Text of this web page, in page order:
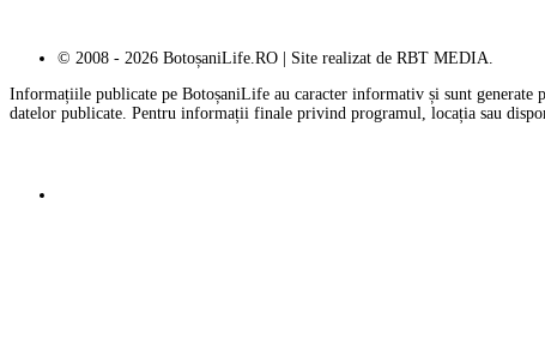
© 2008 - 2026 BotoșaniLife.RO | Site realizat de RBT MEDIA.
Informațiile publicate pe BotoșaniLife au caracter informativ și sunt
datelor publicate. Pentru informații finale privind programul, locația sau